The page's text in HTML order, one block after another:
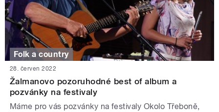
Folk a country
28. červen 2022
Žalmanovo pozoruhodné best of album a
pozvánky na festivaly
Máme pro vás pozvánky na festivaly Okolo Třeboně,